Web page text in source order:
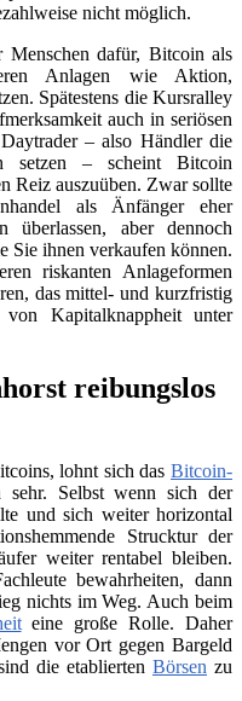
nicht möglich.
Menschen dafür, Bitcoin als
Anlagen wie Aktion,
Spätestens die Kursralley
auch in seriösen
– also Händler die
setzen – scheint Bitcoin
Reiz auszuüben. Zwar sollte
als Änfänger eher
überlassen, aber dennoch
Sie ihnen verkaufen können.
riskanten Anlageformen
das mittel- und kurzfristig
Kapitalknappheit unter
reibungslos
lohnt sich das Bitcoin-
sehr. Selbst wenn sich der
und sich weiter horizontal
Strucktur der
weiter rentabel bleiben.
bewahrheiten, dann
nichts im Weg. Auch beim
eine große Rolle. Daher
vor Ort gegen Bargeld
die etablierten Börsen zu